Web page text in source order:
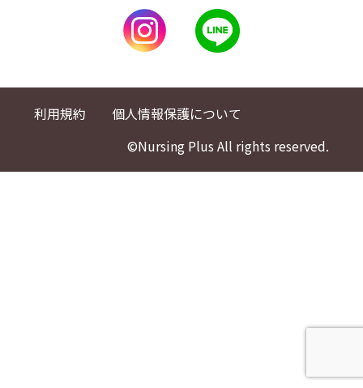
利用規約
個人情報保護について
©Nursing Plus All rights reserved.